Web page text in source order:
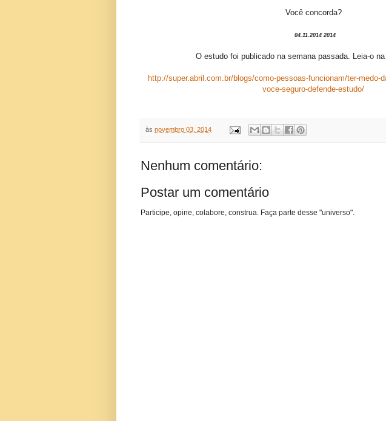
Você concorda?
04.11.2014 2014
O estudo foi publicado na semana passada. Leia-o
http://super.abril.com.br/blogs/como-pessoas-funcionam/ter-medo-
voce-seguro-defende-estudo/
às novembro 03, 2014
Nenhum comentário:
Postar um comentário
Participe, opine, colabore, construa. Faça parte desse "universo".